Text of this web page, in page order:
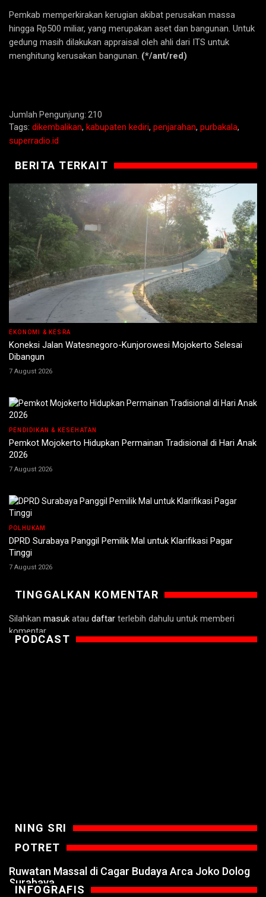
Pemkab memperkirakan kerugian akibat perusakan massa
hingga Rp500 miliar, yang merupakan aset dan bangunan. Untuk
gedung masih dilakukan appraisal oleh ahli dari ITS untuk
menghitung kerusakan bangunan. (*/ant/red)
Jumlah Pengunjung: 210
Tags: dikembalikan, kabupaten kediri, penjarahan, purbakala,
superradio.id
BERITA TERKAIT
EKONOMI & KESRA
Koneksi Jalan Watesnegoro-Kunjorowesi Mojokerto Selesai
Dibangun
7 August 2026
PENDIDIKAN & KESEHATAN
Pemkot Mojokerto Hidupkan Permainan Tradisional di Hari Anak
2026
7 August 2026
POLHUKAM
DPRD Surabaya Panggil Pemilik Mal untuk Klarifikasi Pagar
Tinggi
7 August 2026
TINGGALKAN KOMENTAR
Silahkan masuk atau daftar terlebih dahulu untuk memberi
komentar.
PODCAST
NING SRI
POTRET
Ruwatan Massal di Cagar Budaya Arca Joko Dolog
Surabaya
INFOGRAFIS